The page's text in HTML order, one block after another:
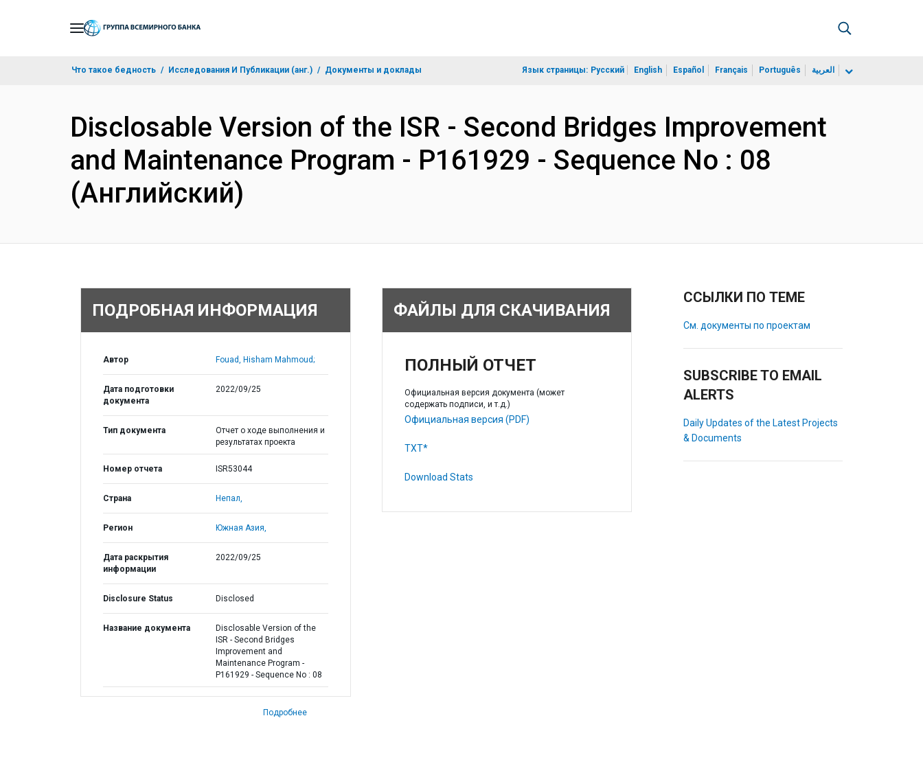
Что такое бедность Исследования И Публикации (анг.) Документы и доклады Язык страницы: Русский English Español Français Português العربية
Disclosable Version of the ISR - Second Bridges Improvement
and Maintenance Program - P161929 - Sequence No : 08
(Английский)
ПОДРОБНАЯ ИНФОРМАЦИЯ
Автор Fouad, Hisham Mahmoud;
Дата подготовки
документа
2022/09/25
Тип документа
Отчет о ходе выполнения и
результатах проекта
Номер отчета ISR53044
Страна Непал,
Регион Южная Азия,
Дата раскрытия
информации
2022/09/25
Disclosure Status Disclosed
Название документа
Disclosable Version of the
ISR - Second Bridges
Improvement and
Maintenance Program -
P161929 - Sequence No : 08
Подробнее
ФАЙЛЫ ДЛЯ СКАЧИВАНИЯ
ПОЛНЫЙ ОТЧЕТ
Официальная версия документа (может
содержать подписи, и т.д.)
Официальная версия (PDF)
TXT*
Download Stats
ССЫЛКИ ПО ТЕМЕ
См. документы по проектам
SUBSCRIBE TO EMAIL
ALERTS
Daily Updates of the Latest Projects
& Documents